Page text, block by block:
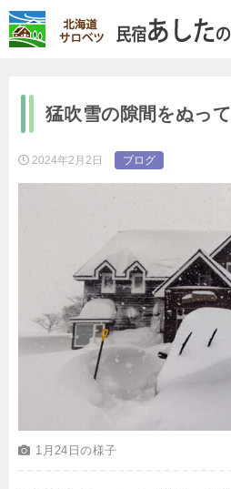
猛吹雪の隙間をぬって
2024年2月2日 ブログ
1月24日の様子